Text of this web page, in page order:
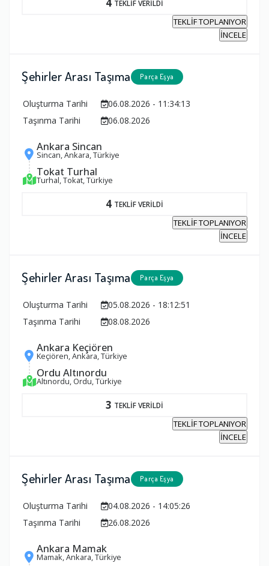
TEKLİF VERİLDİ
TEKLİF TOPLANIYOR
İNCELE
Şehirler Arası Taşıma Parça Eşya
Oluşturma Tarihi
06.08.2026 - 11:34:13
Taşınma Tarihi
06.08.2026
Ankara Sincan
Sincan, Ankara, Türkiye
Tokat Turhal
Turhal, Tokat, Türkiye
4 TEKLİF VERİLDİ
TEKLİF TOPLANIYOR
İNCELE
Şehirler Arası Taşıma Parça Eşya
Oluşturma Tarihi
05.08.2026 - 18:12:51
Taşınma Tarihi
08.08.2026
Ankara Keçiören
Keçiören, Ankara, Türkiye
Ordu Altınordu
Altınordu, Ordu, Türkiye
3 TEKLİF VERİLDİ
TEKLİF TOPLANIYOR
İNCELE
Şehirler Arası Taşıma Parça Eşya
Oluşturma Tarihi
04.08.2026 - 14:05:26
Taşınma Tarihi
26.08.2026
Ankara Mamak
Mamak, Ankara, Türkiye